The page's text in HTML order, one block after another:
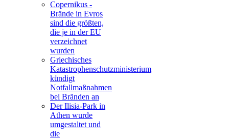
Copernikus -
Brände in Evros
sind die größten,
die je in der EU
verzeichnet
wurden
Griechisches
Katastrophenschutzministerium
kündigt
Notfallmaßnahmen
bei Bränden an
Der Ilisia-Park in
Athen wurde
umgestaltet und
die